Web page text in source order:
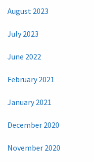
August 2023
July 2023
June 2022
February 2021
January 2021
December 2020
November 2020